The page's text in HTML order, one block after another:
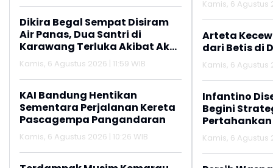
Dikira Begal Sempat Disiram
Air Panas, Dua Santri di
Karawang Terluka Akibat Aksi
Oknum Linmas
Kamis, 6 Agustus 2026 | 11:59 WIB
KAI Bandung Hentikan
Sementara Perjalanan Kereta
Pascagempa Pangandaran
Kamis, 6 Agustus 2026 | 10:26 WIB
Kamis, 6 Agustus
Arteta
dari Betis di
Kamis, 6 Agustus
Infantino
Begini
Kamis, 6 Agustus